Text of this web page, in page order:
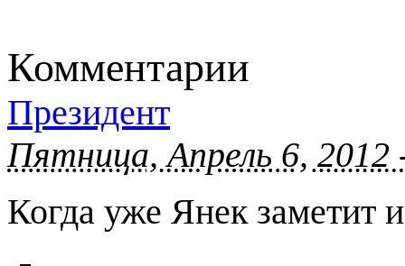
Комментарии
Президент
Пятница, Апрель 6,
Когда уже Янек заметит